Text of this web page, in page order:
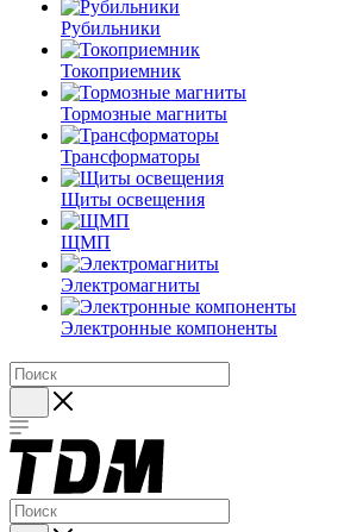
Рубильники
Токоприемник
Тормозные магниты
Трансформаторы
Щиты освещения
ЩМП
Электромагниты
Электронные компоненты